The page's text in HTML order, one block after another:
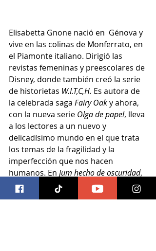
Elisabetta Gnone nació en  Génova y
vive en las colinas de Monferrato, en
el Piamonte italiano. Dirigió las
revistas femeninas y preescolares de
Disney, donde también creó la serie
de historietas W.I.T,C,H. Es autora de
la celebrada saga Fairy Oak y ahora,
con la nueva serie Olga de papel, lleva
a los lectores a un nuevo y
delicadísimo mundo en el que trata
los temas de la fragilidad y la
imperfección que nos hacen
humanos. En Jum hecho de oscuridad,
el segundo libro de la serie, habla
con tacto e ironía de un "monstruo"